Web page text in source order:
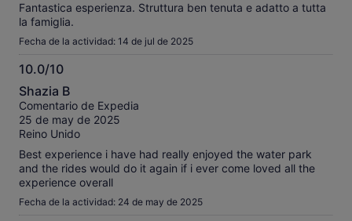
Fantastica esperienza. Struttura ben tenuta e adatto a tutta
la famiglia.
Fecha de la actividad: 14 de jul de 2025
10.0/10
10.0
sobre
10
Shazia B
Comentario de Expedia
25 de may de 2025
Reino Unido
Best experience i have had really enjoyed the water park
and the rides would do it again if i ever come loved all the
experience overall
Fecha de la actividad: 24 de may de 2025